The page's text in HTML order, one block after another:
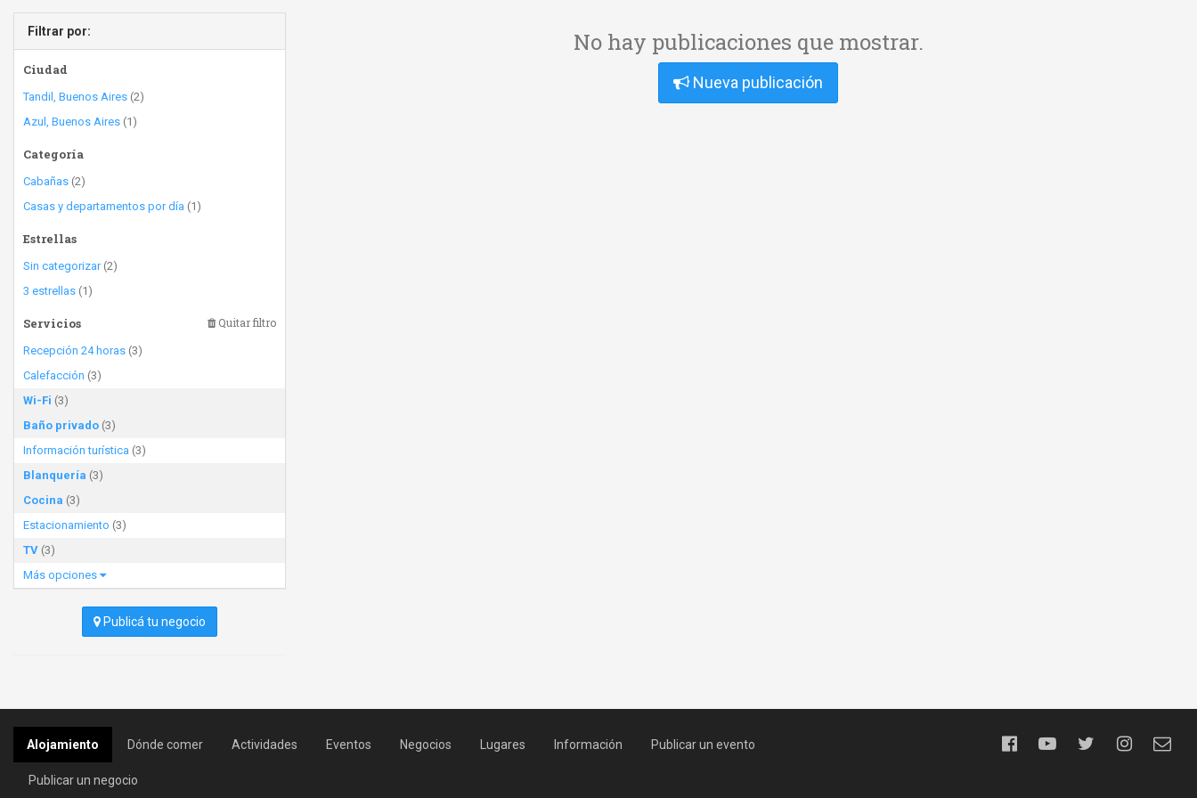
Filtrar por:
Ciudad
Tandil, Buenos Aires (2)
Azul, Buenos Aires (1)
Categoría
Cabañas (2)
Casas y departamentos por día (1)
Estrellas
Sin categorizar(2)
3 estrellas (1)
Servicios Quitar filtro
Recepción 24 horas (3)
Calefacción (3)
Wi-Fi (3)
Baño privado (3)
Información turística (3)
Blanquería (3)
Cocina (3)
Estacionamiento (3)
TV (3)
Más opciones
Publicá tu negocio
No hay publicaciones que mostrar.
Nueva publicación
Alojamiento Dónde comer Actividades Eventos Negocios Lugares Información Publicar un evento
Publicar un negocio